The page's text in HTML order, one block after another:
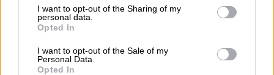
not limited to your visit or usage behaviour. You may click to
grant or deny consent to Google and its third-party tags to
use your data for below specified purposes in below Google
consent section.
I want to opt-out of the Sharing of my
personal data.
Opted In
I want to opt-out of the Sale of my
Personal Data.
Opted In
Οι ημερομηνίες πληρωμής ακολουθούν τον
κανόνα του διαχωρισμού
και Μη Μισθωτώνκαι διαμορφώνονται ως
ακολούθως: